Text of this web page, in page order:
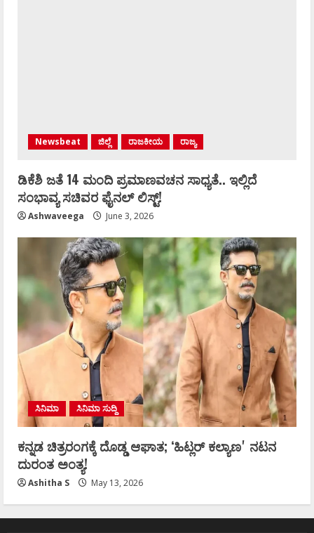
Newsbeat ಜಿಲ್ಲೆ ರಾಜಕೀಯ ರಾಜ್ಯ
ಡಿಕೆಶಿ ಜತೆ 14 ಮಂದಿ ಪ್ರಮಾಣವಚನ ಸಾಧ್ಯತೆ.. ಇಲ್ಲಿದೆ
ಸಂಭಾವ್ಯ ಸಚಿವರ ಫೈನಲ್ ಲಿಸ್ಟ್‌!
Ashwaveega June 3, 2026
ಸಿನಿಮಾ ಸಿನಿಮಾ ಸುದ್ದಿ
ಕನ್ನಡ ಚಿತ್ರರಂಗಕ್ಕೆ ದೊಡ್ಡ ಆಘಾತ; ʻಹಿಟ್ಲರ್ ಕಲ್ಯಾಣʼ ನಟನ
ದುರಂತ ಅಂತ್ಯ!
Ashitha S May 13, 2026